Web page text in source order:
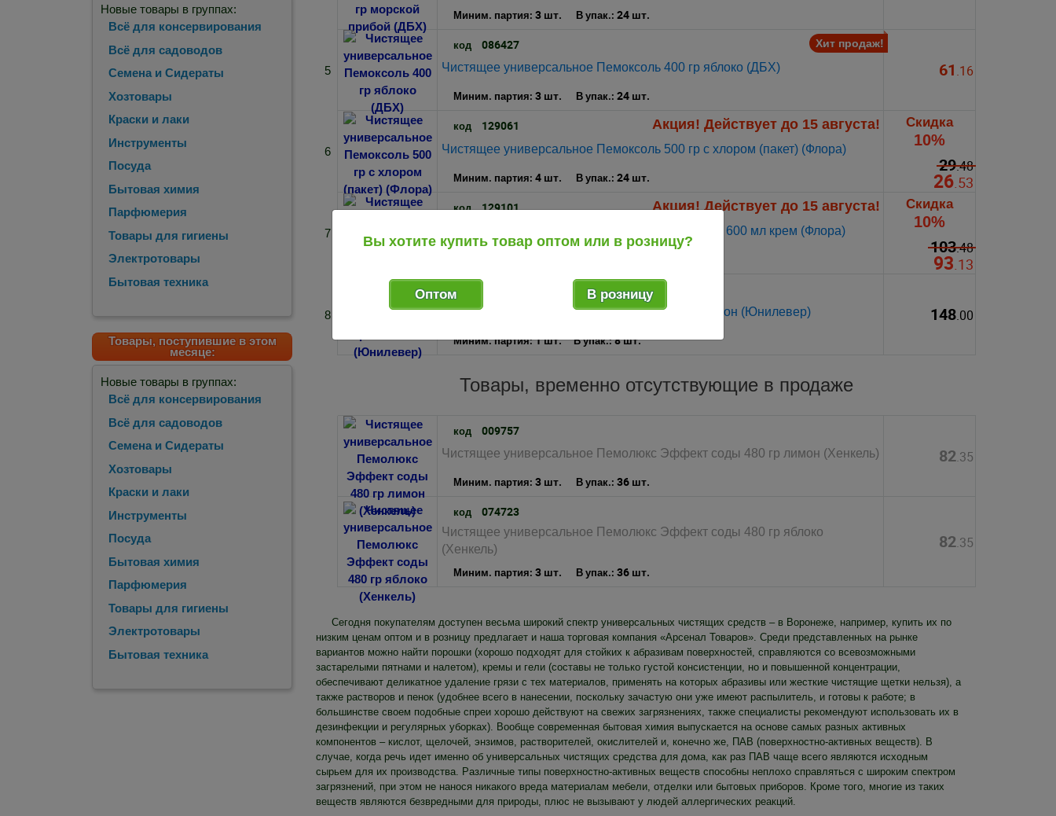
Новые товары в группах:
Всё для консервирования
Всё для садоводов
Семена и Сидераты
Хозтовары
Краски и лаки
Инструменты
Посуда
Бытовая химия
Парфюмерия
Товары для гигиены
Электротовары
Бытовая техника
Товары, поступившие в этом
месяце:
Новые товары в группах:
Всё для консервирования
Всё для садоводов
Семена и Сидераты
Хозтовары
Краски и лаки
Инструменты
Посуда
Бытовая химия
Парфюмерия
Товары для гигиены
Электротовары
Бытовая техника
Миним. партия: 3 шт. В упак.: 24 шт.
5
код 086427
Чистящее универсальное Пемоксоль 400 гр яблоко (ДБХ)
Миним. партия: 3 шт. В упак.: 24 шт.
Хит продаж!
61.16
6
код 129061 Акция! Действует до 15 августа!
Чистящее универсальное Пемоксоль 500 гр с хлором (пакет) (Флора)
Миним. партия: 4 шт. В упак.: 24 шт.
Скидка
10%
29.48
26.53
7
код 129101 Акция! Действует до 15 августа!
Чистящее универсальное СанФлора Универсал 600 мл крем (Флора)
Скидка
10%
103.48
93.13
8
код
Чистящее универсальное Сиф 500 мл крем лимон (Юнилевер)
Миним. партия:1 шт. В упак.:8 шт.
148.00
Товары, временно отсутствующие в продаже
код 009757
Чистящее универсальное Пемолюкс Эффект соды 480 гр лимон (Хенкель)
Миним. партия: 3 шт. В упак.: 36 шт.
82.35
код 074723
Чистящее универсальное Пемолюкс Эффект соды 480 гр яблоко
(Хенкель)
Миним. партия: 3 шт. В упак.: 36 шт.
82.35
Сегодня покупателям доступен весьма широкий спектр универсальных чистящих средств – в Воронеже, например, купить их по
низким ценам оптом и в розницу предлагает и наша торговая компания «Арсенал Товаров». Среди представленных на рынке
вариантов можно найти порошки (хорошо подходят для стойких к абразивам поверхностей, справляются со всевозможными
застарелыми пятнами и налетом), кремы и гели (составы не только густой консистенции, но и повышенной концентрации,
обеспечивают деликатное удаление грязи с тех материалов, применять на которых абразивы или жесткие чистящие щетки нельзя), а
также растворов и пенок (удобнее всего в нанесении, поскольку зачастую они уже имеют распылитель, и готовы к работе; в
большинстве своем подобные спреи хорошо действуют на свежих загрязнениях, также специалисты рекомендуют использовать их в
дезинфекции и регулярных уборках). Вообще современная бытовая химия выпускается на основе самых разных активных
компонентов – кислот, щелочей, энзимов, растворителей, окислителей и, конечно же, ПАВ (поверхностно-активных веществ). В
случае, когда речь идет именно об универсальных чистящих средства для дома, как раз ПАВ чаще всего являются исходным
сырьем для их производства. Различные типы поверхностно-активных веществ способны неплохо справляться с широким спектром
загрязнений, при этом не нанося никакого вреда материалам мебели, отделки или бытовых приборов. Кроме того, многие из таких
веществ являются безвредными для природы, плюс не вызывают у людей аллергических реакций.
Вы хотите купить товар оптом или в розницу?
Оптом В розницу